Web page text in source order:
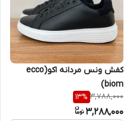
کفش ونس مردانه اکو(ecco
biom)
3,788,000
13%
3,288,000